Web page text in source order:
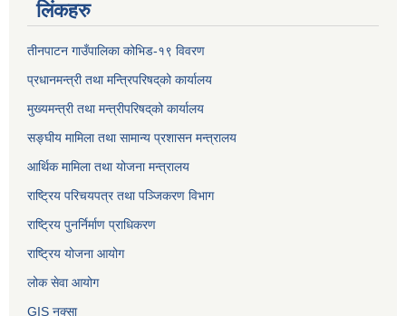
लिंकहरु
तीनपाटन गाउँपालिका कोभिड-१९ विवरण
प्रधानमन्त्री तथा मन्त्रिपरिषद्‌को कार्यालय
मुख्यमन्त्री तथा मन्त्रीपरिषद्‌को कार्यालय
सङ्घीय मामिला तथा सामान्य प्रशासन मन्त्रालय
आर्थिक मामिला तथा योजना मन्त्रालय
राष्ट्रिय परिचयपत्र तथा पञ्जिकरण विभाग
राष्ट्रिय पुनर्निर्माण प्राधिकरण
राष्ट्रिय योजना आयोग
लोक सेवा आयोग
GIS नक्सा